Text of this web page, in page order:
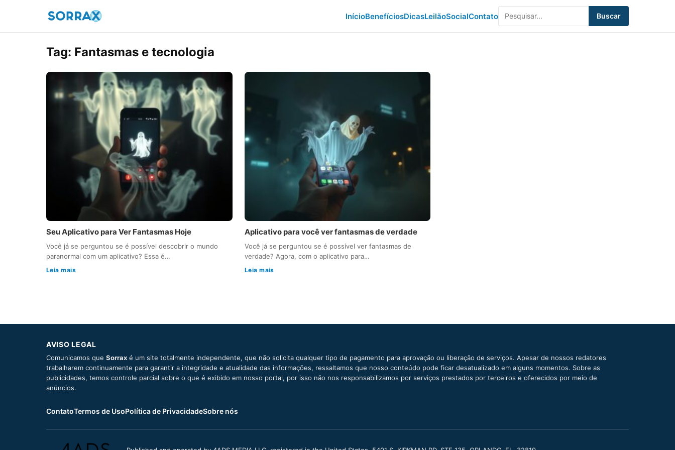
InícioBenefíciosDicasLeilãoSocialContato Buscar
Tag: Fantasmas e tecnologia
Seu Aplicativo para Ver Fantasmas Hoje
Você já se perguntou se é possível descobrir o mundo
paranormal com um aplicativo? Essa é…
Leia mais
Aplicativo para você ver fantasmas de verdade
Você já se perguntou se é possível ver fantasmas de
verdade? Agora, com o aplicativo para…
Leia mais
AVISO LEGAL
Comunicamos que Sorrax é um site totalmente independente, que não solicita qualquer tipo de pagamento para aprovação ou liberação de serviços. Apesar de nossos redatores
trabalharem continuamente para garantir a integridade e atualidade das informações, ressaltamos que nosso conteúdo pode ficar desatualizado em alguns momentos. Sobre as
publicidades, temos controle parcial sobre o que é exibido em nosso portal, por isso não nos responsabilizamos por serviços prestados por terceiros e oferecidos por meio de
anúncios.
ContatoTermos de UsoPolítica de PrivacidadeSobre nós